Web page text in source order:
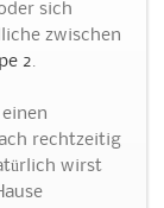
sich
zwischen
2.
rechtzeitig
wirst